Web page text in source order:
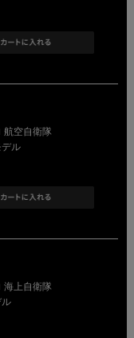
航空自衛隊
ル
海上自衛隊